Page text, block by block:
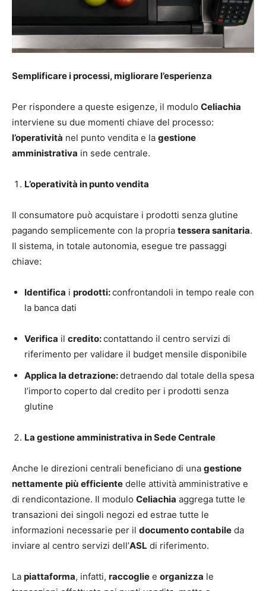
Semplificare i processi, migliorare l’esperienza
Per rispondere a queste esigenze, il modulo Celiachia
interviene su due momenti chiave del processo:
l’operatività nel punto vendita e la gestione
amministrativa in sede centrale.
L’operatività in punto vendita
Il consumatore può acquistare i prodotti senza glutine
pagando semplicemente con la propria tessera sanitaria.
Il sistema, in totale autonomia, esegue tre passaggi
chiave:
Identifica i prodotti:confrontandoli in tempo reale con
la banca dati
Verifica il credito:contattando il centro servizi di
riferimento per validare il budget mensile disponibile
Applica la detrazione:detraendo dal totale della spesa
l’importo coperto dal credito per i prodotti senza
glutine
La gestione amministrativa in Sede Centrale
Anche le direzioni centrali beneficiano di una gestione
nettamente più efficiente delle attività amministrative e
di rendicontazione. Il modulo Celiachia aggrega tutte le
transazioni dei singoli negozi ed estrae tutte le
informazioni necessarie per il documento contabile da
inviare al centro servizi dell’ASL di riferimento.
La piattaforma, infatti, raccoglie e organizza le